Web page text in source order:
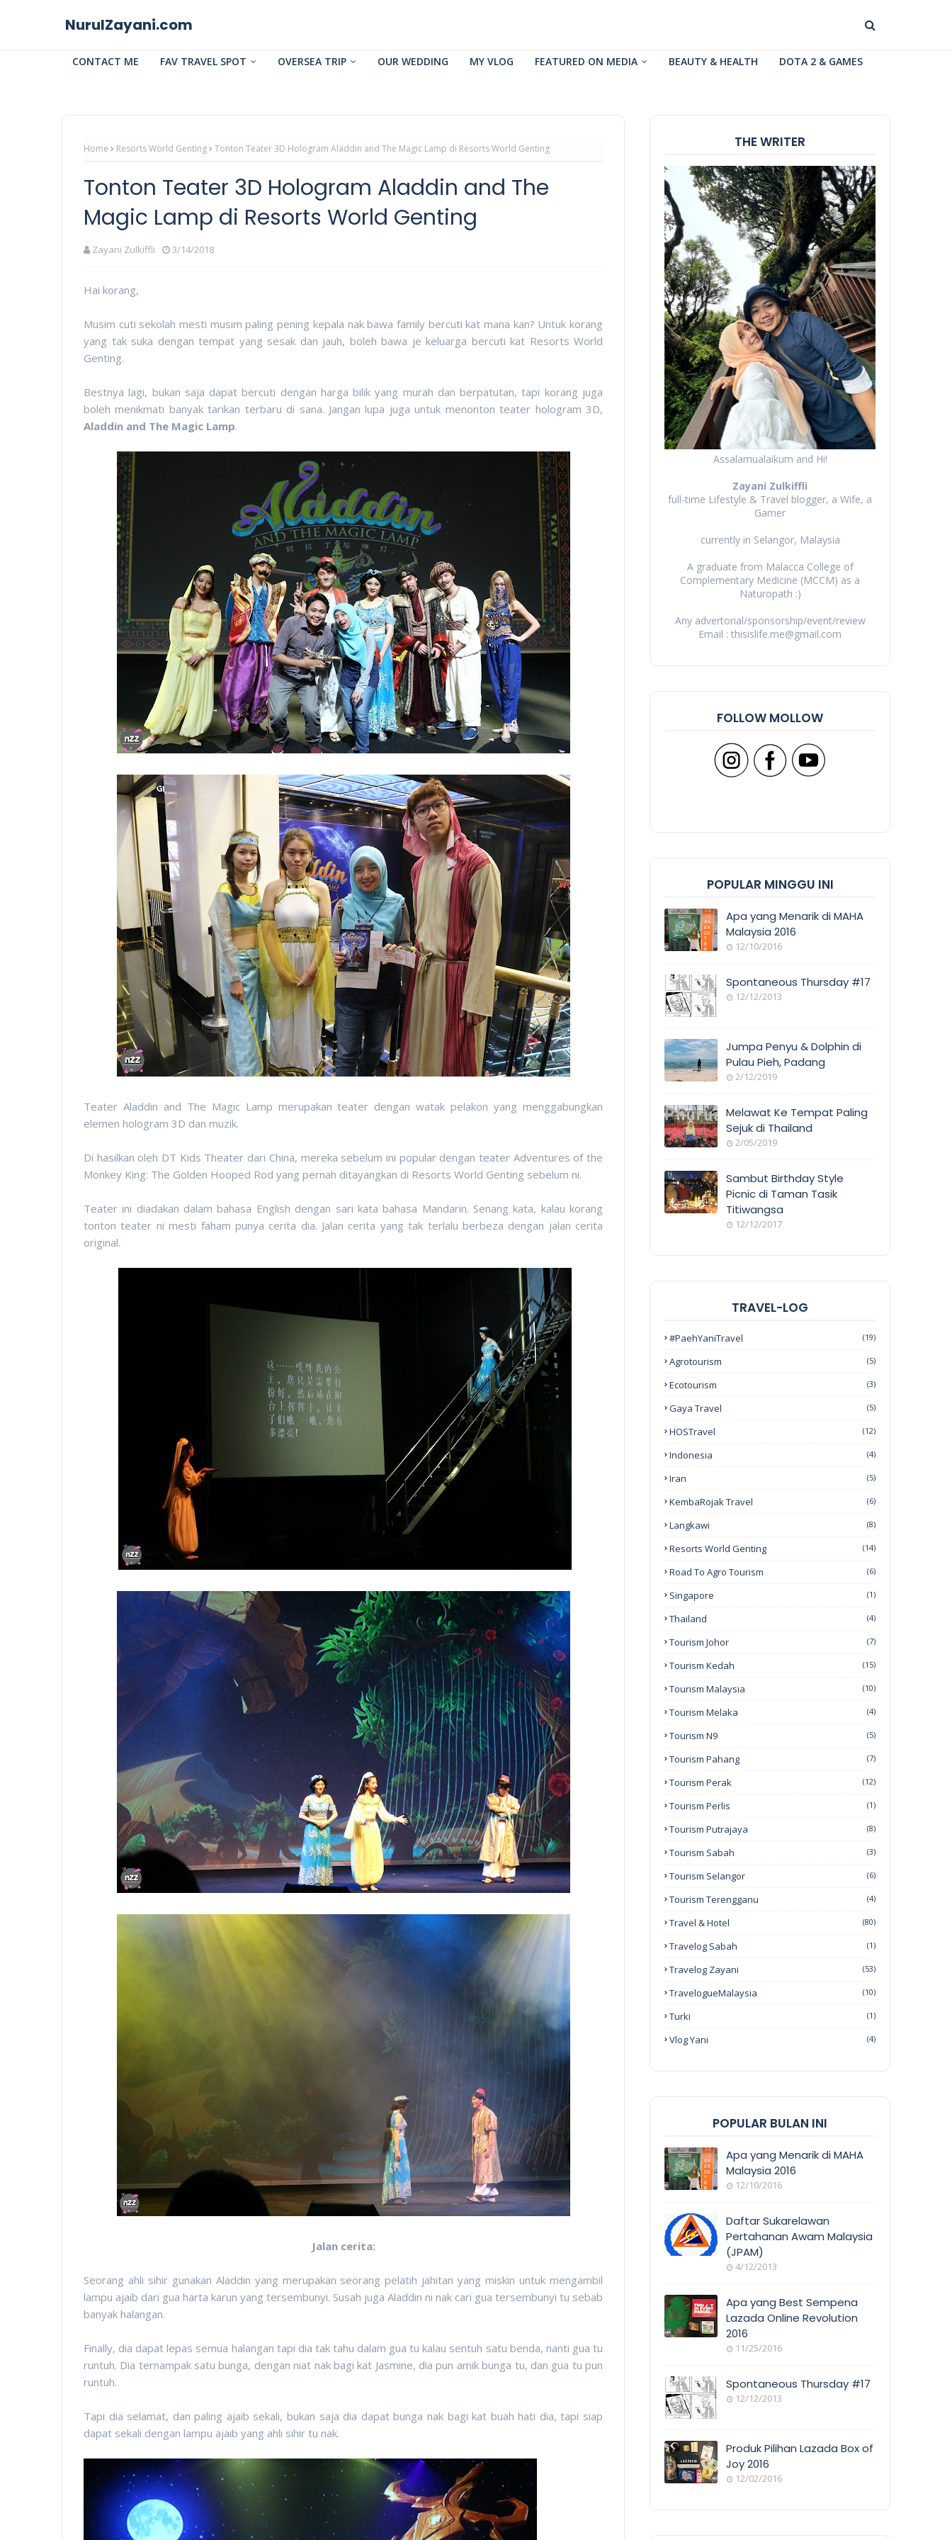
NurulZayani.com
CONTACT ME FAV TRAVEL SPOT OVERSEA TRIP OUR WEDDING MY VLOG FEATURED ON MEDIA BEAUTY & HEALTH DOTA 2 & GAMES
Home Resorts World Genting Tonton Teater 3D Hologram Aladdin and The Magic Lamp di Resorts World Genting
Tonton Teater 3D Hologram Aladdin and The
Magic Lamp di Resorts World Genting
Zayani Zulkiffli 3/14/2018
Hai korang,
Musim cuti sekolah mesti musim paling pening kepala nak bawa family bercuti kat mana kan? Untuk korang
yang tak suka dengan tempat yang sesak dan jauh, boleh bawa je keluarga bercuti kat Resorts World
Genting.
Bestnya lagi, bukan saja dapat bercuti dengan harga bilik yang murah dan berpatutan, tapi korang juga
boleh menikmati banyak tarikan terbaru di sana. Jangan lupa juga untuk menonton teater hologram 3D,
Aladdin and The Magic Lamp.
Teater Aladdin and The Magic Lamp merupakan teater dengan watak pelakon yang menggabungkan
elemen hologram 3D dan muzik.
Di hasilkan oleh DT Kids Theater dari China, mereka sebelum ini popular dengan teater Adventures of the
Monkey King: The Golden Hooped Rod yang pernah ditayangkan di Resorts World Genting sebelum ni.
Teater ini diadakan dalam bahasa English dengan sari kata bahasa Mandarin. Senang kata, kalau korang
tonton teater ni mesti faham punya cerita dia. Jalan cerita yang tak terlalu berbeza dengan jalan cerita
original.
Jalan cerita:
Seorang ahli sihir gunakan Aladdin yang merupakan seorang pelatih jahitan yang miskin untuk mengambil
lampu ajaib dari gua harta karun yang tersembunyi. Susah juga Aladdin ni nak cari gua tersembunyi tu sebab
banyak halangan.
Finally, dia dapat lepas semua halangan tapi dia tak tahu dalam gua tu kalau sentuh satu benda, nanti gua tu
runtuh. Dia ternampak satu bunga, dengan niat nak bagi kat Jasmine, dia pun amik bunga tu, dan gua tu pun
runtuh.
Tapi dia selamat, dan paling ajaib sekali, bukan saja dia dapat bunga nak bagi kat buah hati dia, tapi siap
dapat sekali dengan lampu ajaib yang ahli sihir tu nak.
THE WRITER
Assalamualaikum and Hi!
Zayani Zulkiffli
full-time Lifestyle & Travel blogger, a Wife, a
Gamer
currently in Selangor, Malaysia
A graduate from Malacca College of
Complementary Medicine (MCCM) as a
Naturopath :)
Any advertorial/sponsorship/event/review
Email : thisislife.me@gmail.com
FOLLOW MOLLOW
POPULAR MINGGU INI
Apa yang Menarik di MAHA
Malaysia 2016
12/10/2016
Spontaneous Thursday #17
12/12/2013
Jumpa Penyu & Dolphin di
Pulau Pieh, Padang
2/12/2019
Melawat Ke Tempat Paling
Sejuk di Thailand
2/05/2019
Sambut Birthday Style
Picnic di Taman Tasik
Titiwangsa
12/12/2017
TRAVEL-LOG
#PaehYaniTravel (19)
Agrotourism (5)
Ecotourism (3)
Gaya Travel (5)
HOSTravel (12)
Indonesia (4)
Iran (5)
KembaRojak Travel (6)
Langkawi (8)
Resorts World Genting (14)
Road To Agro Tourism (6)
Singapore (1)
Thailand (4)
Tourism Johor (7)
Tourism Kedah (15)
Tourism Malaysia (10)
Tourism Melaka (4)
Tourism N9 (5)
Tourism Pahang (7)
Tourism Perak (12)
Tourism Perlis (1)
Tourism Putrajaya (8)
Tourism Sabah (3)
Tourism Selangor (6)
Tourism Terengganu (4)
Travel & Hotel (80)
Travelog Sabah (1)
Travelog Zayani (53)
TravelogueMalaysia (10)
Turki (1)
Vlog Yani (4)
POPULAR BULAN INI
COVERAGE
Apa yang Menarik di MAHA
Malaysia 2016
12/10/2016
Daftar Sukarelawan
Pertahanan Awam Malaysia
(JPAM)
4/12/2013
Apa yang Best Sempena
Lazada Online Revolution
2016
11/25/2016
E
Spontaneous Thursday #17
12/12/2013
Produk Pilihan Lazada Box of
Joy 2016
12/02/2016